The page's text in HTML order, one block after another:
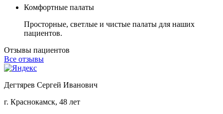
Комфортные палаты
Просторные, светлые и чистые палаты для наших
пациентов.
Отзывы пациентов
Все отзывы
Дегтярев Сергей Иванович
г. Краснокамск, 48 лет